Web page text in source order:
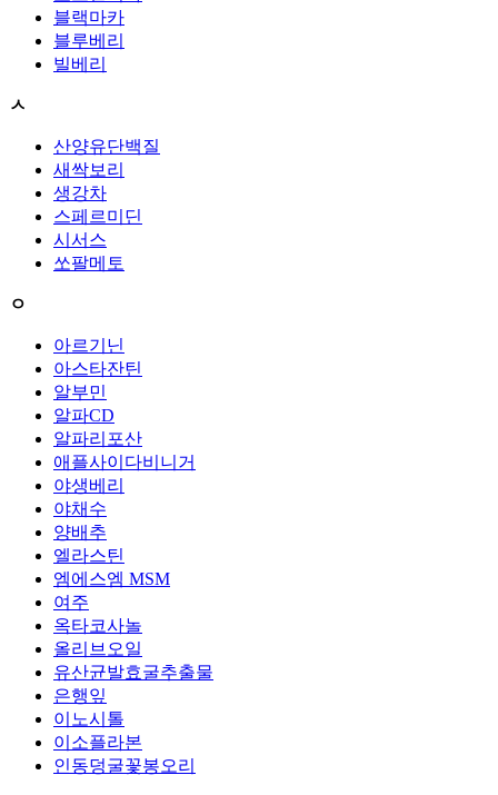
블랙마카
블루베리
빌베리
ㅅ
산양유단백질
새싹보리
생강차
스페르미딘
시서스
쏘팔메토
ㅇ
아르기닌
아스타잔틴
알부민
알파CD
알파리포산
애플사이다비니거
야생베리
야채수
양배추
엘라스틴
엠에스엠 MSM
여주
옥타코사놀
올리브오일
유산균발효굴추출물
은행잎
이노시톨
이소플라본
인동덩굴꽃봉오리